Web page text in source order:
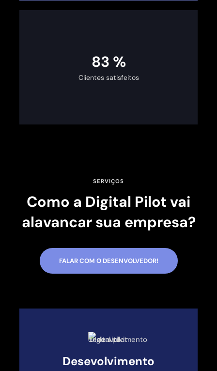
100 %
Clientes satisfeitos
SERVIÇOS
Como a Digital Pilot vai
alavancar sua empresa?
FALAR COM O DESENVOLVEDOR!
Desevolvimento